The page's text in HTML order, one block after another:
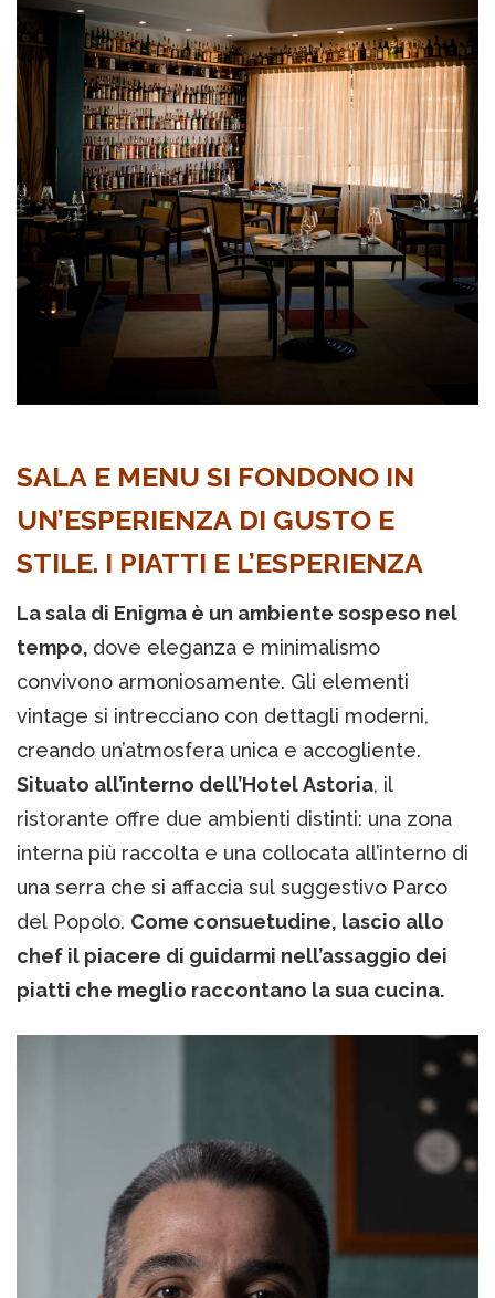
SALA E MENU SI FONDONO IN
UN’ESPERIENZA DI GUSTO E
STILE. I PIATTI E L’ESPERIENZA
La sala di Enigma è un ambiente sospeso nel
tempo, dove eleganza e minimalismo
convivono armoniosamente. Gli elementi
vintage si intrecciano con dettagli moderni,
creando un’atmosfera unica e accogliente.
Situato all’interno dell’Hotel Astoria, il
ristorante offre due ambienti distinti: una zona
interna più raccolta e una collocata all’interno di
una serra che si affaccia sul suggestivo Parco
del Popolo. Come consuetudine, lascio allo
chef il piacere di guidarmi nell’assaggio dei
piatti che meglio raccontano la sua cucina.